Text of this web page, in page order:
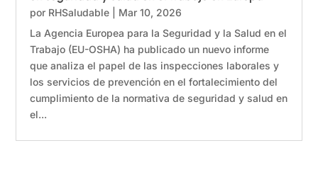
por RHSaludable
Mar 10, 2026
La Agencia Europea para la Seguridad y la Salud en el
Trabajo (EU-OSHA) ha publicado un nuevo informe
que analiza el papel de las inspecciones laborales y
los servicios de prevención en el fortalecimiento del
cumplimiento de la normativa de seguridad y salud en
el...